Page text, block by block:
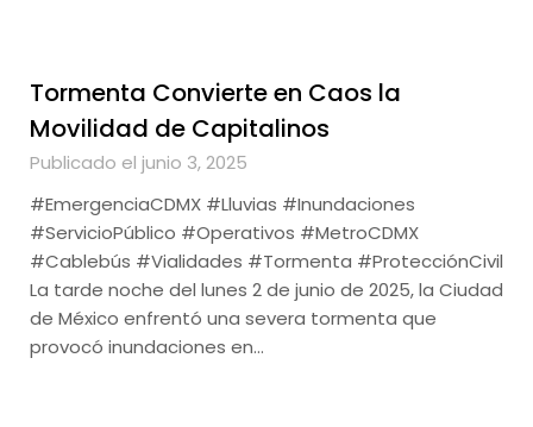
Tormenta Convierte en Caos la
Movilidad de Capitalinos
Publicado el junio 3, 2025
#EmergenciaCDMX #Lluvias #Inundaciones
#ServicioPúblico #Operativos #MetroCDMX
#Cablebús #Vialidades #Tormenta #ProtecciónCivil
La tarde noche del lunes 2 de junio de 2025, la Ciudad
de México enfrentó una severa tormenta que
provocó inundaciones en…